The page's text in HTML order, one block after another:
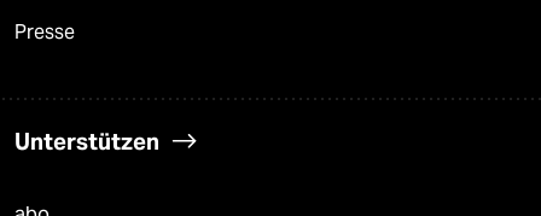
Presse
Unterstützen